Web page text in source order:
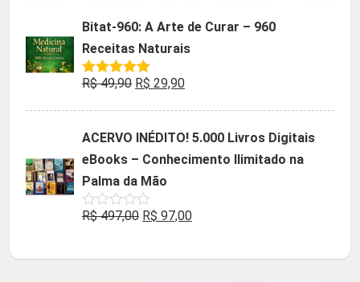
era:
R$ 85,90.
é:
R$ 9,90.
Bitat-960: A Arte de Curar – 960
Receitas Naturais
Avaliação
R$49,90 O
era:
R$ 49,90.
R$ 29,90O
é:
R$ 29,90.
ACERVO INÉDITO! 5.000 Livros Digitais
eBooks – Conhecimento Ilimitado na
Palma da Mão
Avaliação
5
R$497,00 O
original
R$ 97,00O
atual